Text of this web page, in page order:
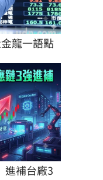
龍一語點
進補台廠3